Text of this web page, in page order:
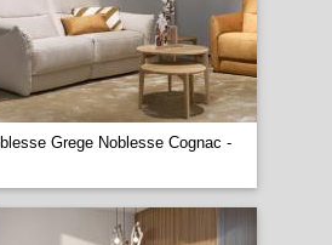
Grege Noblesse Cognac -